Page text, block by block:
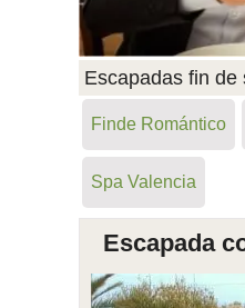
Escapadas fin de
Finde Romántico
Spa Valencia
Escapada